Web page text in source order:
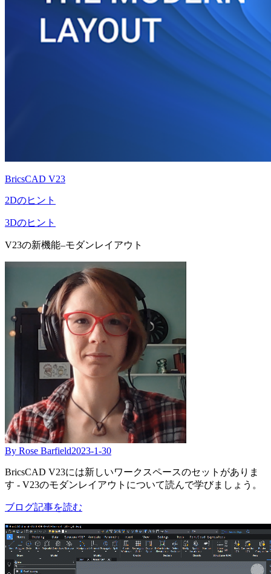
BricsCAD V23
2Dのヒント
3Dのヒント
V23の新機能–モダンレイアウト
By Rose Barfield2023-1-30
BricsCAD V23には新しいワークスペースのセットがありま
す - V23のモダンレイアウトについて読んで学びましょう。
ブログ記事を読む